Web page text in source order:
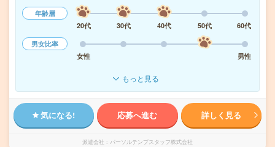
年齢層
20代
30代 40代 50代
60代
男女比率
女性
男性
もっと見る
気になる! 応募へ進む 詳しく見る
派遣会社 パーソルテンプスタッフ株式会社